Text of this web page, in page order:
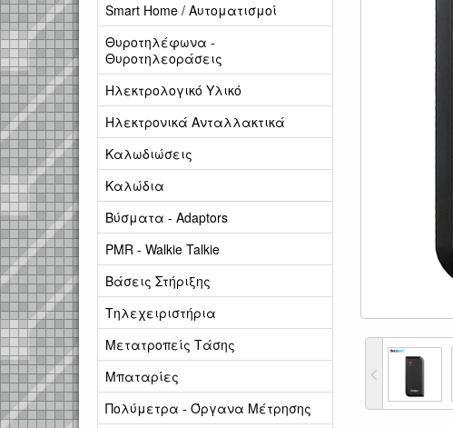
Smart Home / Αυτοματισμοί
Θυροτηλέφωνα -
Θυροτηλεοράσεις
Ηλεκτρολογικό Υλικό
Ηλεκτρονικά Ανταλλακτικά
Καλωδιώσεις
Καλώδια
Βύσματα - Adaptors
PMR - Walkie Talkie
Βάσεις Στήριξης
Τηλεχειριστήρια
Μετατροπείς Τάσης
Μπαταρίες
Πολύμετρα - Όργανα Μέτρησης